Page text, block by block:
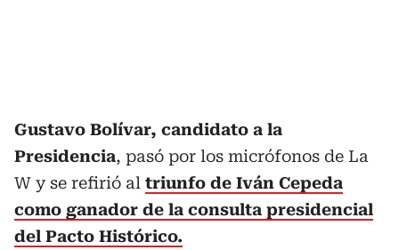
Gustavo Bolívar, candidato a la
Presidencia, pasó por los micrófonos de La
W y se refirió al triunfo de Iván Cepeda
como ganador de la consulta presidencial
del Pacto Histórico.